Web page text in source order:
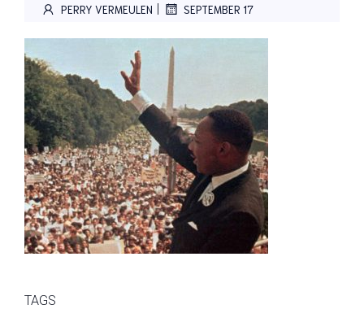
PERRY VERMEULEN | SEPTEMBER 17
TAGS